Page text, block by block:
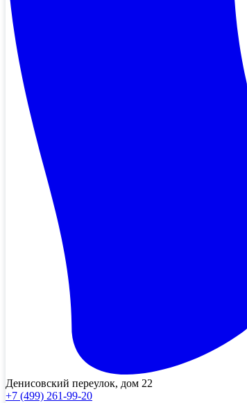
Денисовский переулок, дом 22
+7 (499) 261-99-20